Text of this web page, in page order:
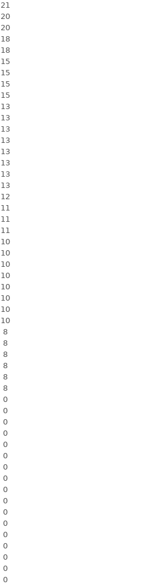
21
20
20
18
18
15
15
15
15
13
13
13
13
13
13
13
13
12
11
11
11
10
10
10
10
10
10
10
10
8
8
8
8
8
8
0
0
0
0
0
0
0
0
0
0
0
0
0
0
0
0
0